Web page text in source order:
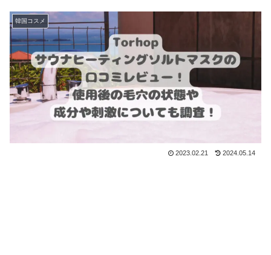
韓国コスメ
2023.02.21 2024.05.14